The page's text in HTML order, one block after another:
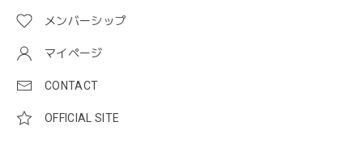
メンバーシップ
マイページ
CONTACT
OFFICIAL SITE